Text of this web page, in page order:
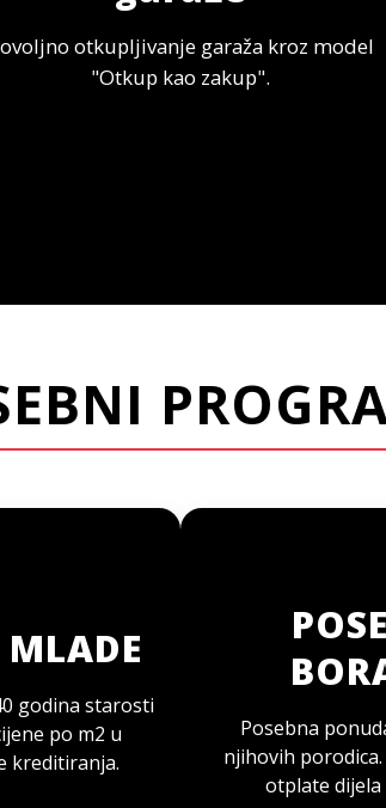
otkupljivanje garaža kroz model
"Otkup kao zakup".
godina starosti
po m2 u
kreditiranja.
Posebna
njihovih
otplate dijela